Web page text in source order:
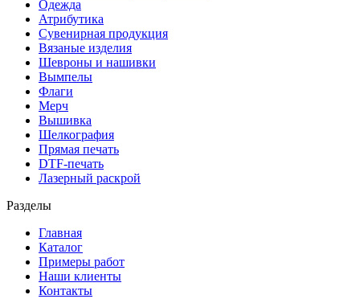
Одежда
Атрибутика
Сувенирная продукция
Вязаные изделия
Шевроны и нашивки
Вымпелы
Флаги
Мерч
Вышивка
Шелкография
Прямая печать
DTF-печать
Лазерный раскрой
Разделы
Главная
Каталог
Примеры работ
Наши клиенты
Контакты